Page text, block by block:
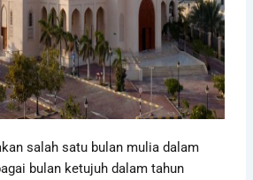
salah satu bulan mulia dalam
bulan ketujuh dalam tahun